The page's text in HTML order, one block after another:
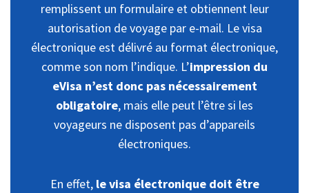
remplissent un formulaire et obtiennent leur
autorisation de voyage par e-mail. Le visa
électronique est délivré au format électronique,
comme son nom l’indique. L’impression du
eVisa n’est donc pas nécessairement
obligatoire, mais elle peut l’être si les
voyageurs ne disposent pas d’appareils
électroniques.
En effet, le visa électronique doit être